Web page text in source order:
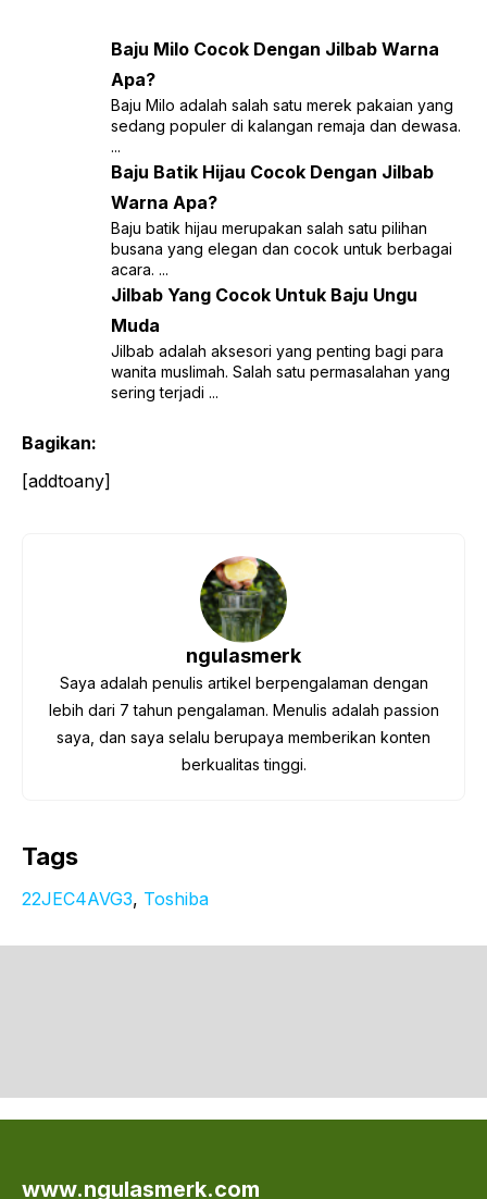
Baju Milo Cocok Dengan Jilbab Warna
Apa?
Baju Milo adalah salah satu merek pakaian yang
sedang populer di kalangan remaja dan dewasa.
...
Baju Batik Hijau Cocok Dengan Jilbab
Warna Apa?
Baju batik hijau merupakan salah satu pilihan
busana yang elegan dan cocok untuk berbagai
acara. ...
Jilbab Yang Cocok Untuk Baju Ungu
Muda
Jilbab adalah aksesori yang penting bagi para
wanita muslimah. Salah satu permasalahan yang
sering terjadi ...
Bagikan:
[addtoany]
ngulasmerk
Saya adalah penulis artikel berpengalaman dengan
lebih dari 7 tahun pengalaman. Menulis adalah passion
saya, dan saya selalu berupaya memberikan konten
berkualitas tinggi.
Tags
22JEC4AVG3, Toshiba
www.ngulasmerk.com